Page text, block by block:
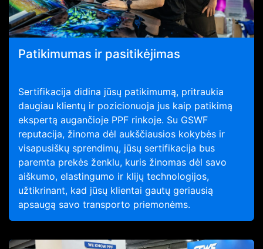
Patikimumas ir pasitikėjimas
Sertifikacija didina jūsų patikimumą, pritraukia
daugiau klientų ir pozicionuoja jus kaip patikimą
ekspertą augančioje PPF rinkoje. Su GSWF
reputacija, žinoma dėl aukščiausios kokybės ir
visapusiškų sprendimų, jūsų sertifikacija bus
paremta prekės ženklu, kuris žinomas dėl savo
aiškumo, elastingumo ir klijų technologijos,
užtikrinant, kad jūsų klientai gautų geriausią
apsaugą savo transporto priemonėms.